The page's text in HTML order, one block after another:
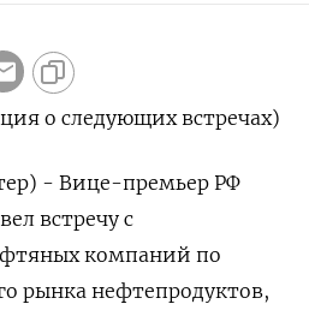
о следующих встречах)
- Вице-премьер РФ
встречу с
компаний по
рынка нефтепродуктов,